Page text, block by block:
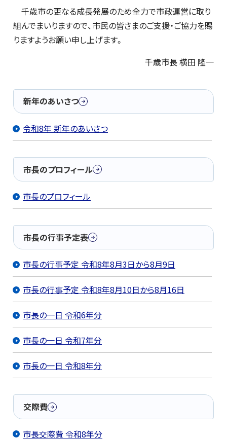
千歳市の更なる成長発展のため全力で市政運営に取り
組んでまいりますので、市民の皆さまのご支援・ご協力を賜
りますようお願い申し上げます。
千歳市長 横田 隆一
新年のあいさつ
令和8年 新年のあいさつ
市長のプロフィール
市長のプロフィール
市長の行事予定表
市長の行事予定 令和8年8月3日から8月9日
市長の行事予定 令和8年8月10日から8月16日
市長の一日 令和6年分
市長の一日 令和7年分
市長の一日 令和8年分
交際費
市長交際費 令和8年分